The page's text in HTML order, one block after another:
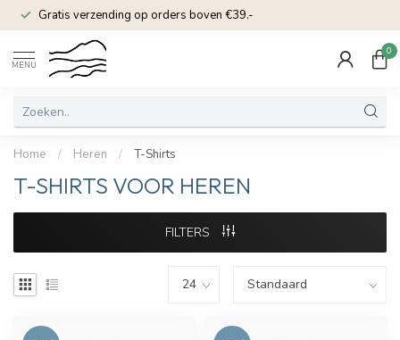
Gratis verzending op orders boven €39.-
MENU
0
Home / Heren / T-Shirts
T-SHIRTS VOOR HEREN
FILTERS